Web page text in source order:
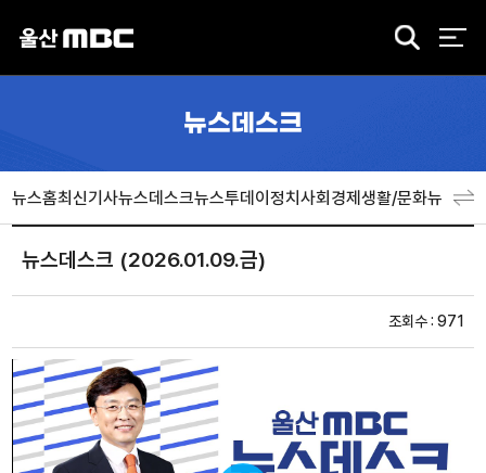
검
뉴스데스크
뉴스홈최신기사뉴스데스크뉴스투데이정치사회경제생활/문화뉴스특
뉴스데스크 (2026.01.09.금)
조회수 : 971